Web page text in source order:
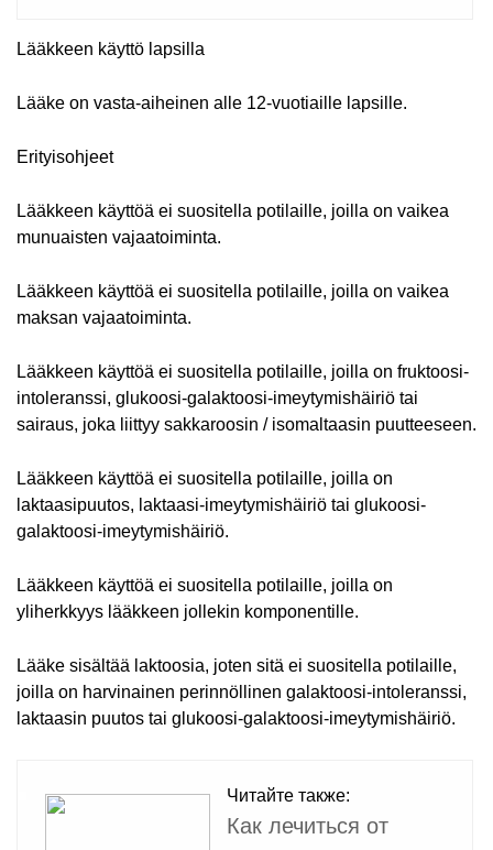
Lääkkeen käyttö lapsilla
Lääke on vasta-aiheinen alle 12-vuotiaille lapsille.
Erityisohjeet
Lääkkeen käyttöä ei suositella potilaille, joilla on vaikea
munuaisten vajaatoiminta.
Lääkkeen käyttöä ei suositella potilaille, joilla on vaikea
maksan vajaatoiminta.
Lääkkeen käyttöä ei suositella potilaille, joilla on fruktoosi-
intoleranssi, glukoosi-galaktoosi-imeytymishäiriö tai
sairaus, joka liittyy sakkaroosin / isomaltaasin puutteeseen.
Lääkkeen käyttöä ei suositella potilaille, joilla on
laktaasipuutos, laktaasi-imeytymishäiriö tai glukoosi-
galaktoosi-imeytymishäiriö.
Lääkkeen käyttöä ei suositella potilaille, joilla on
yliherkkyys lääkkeen jollekin komponentille.
Lääke sisältää laktoosia, joten sitä ei suositella potilaille,
joilla on harvinainen perinnöllinen galaktoosi-intoleranssi,
laktaasin puutos tai glukoosi-galaktoosi-imeytymishäiriö.
Читайте также:
Как лечиться от